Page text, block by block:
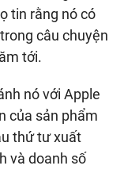
tin rằng nó có
câu chuyện
tới.
nó với Apple
của sản phẩm
thứ tư xuất
và doanh số